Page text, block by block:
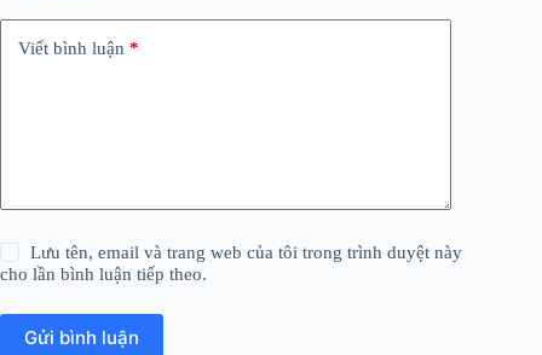
Viết bình luận *
Lưu tên, email và trang web của tôi trong trình duyệt này
cho lần bình luận tiếp theo.
Gửi bình luận